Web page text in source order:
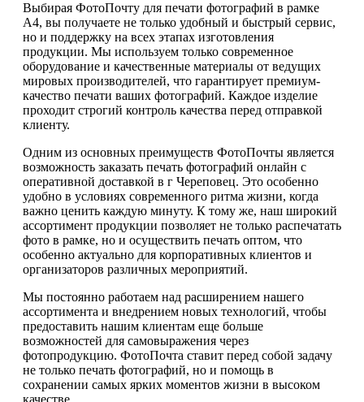
Выбирая ФотоПочту для печати фотографий в рамке
А4, вы получаете не только удобный и быстрый сервис,
но и поддержку на всех этапах изготовления
продукции. Мы используем только современное
оборудование и качественные материалы от ведущих
мировых производителей, что гарантирует премиум-
качество печати ваших фотографий. Каждое изделие
проходит строгий контроль качества перед отправкой
клиенту.
Одним из основных преимуществ ФотоПочты является
возможность заказать печать фотографий онлайн с
оперативной доставкой в г Череповец. Это особенно
удобно в условиях современного ритма жизни, когда
важно ценить каждую минуту. К тому же, наш широкий
ассортимент продукции позволяет не только распечатать
фото в рамке, но и осуществить печать оптом, что
особенно актуально для корпоративных клиентов и
организаторов различных мероприятий.
Мы постоянно работаем над расширением нашего
ассортимента и внедрением новых технологий, чтобы
предоставить нашим клиентам еще больше
возможностей для самовыражения через
фотопродукцию. ФотоПочта ставит перед собой задачу
не только печать фотографий, но и помощь в
сохранении самых ярких моментов жизни в высоком